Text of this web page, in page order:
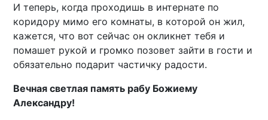
И теперь, когда проходишь в интернате по
коридору мимо его комнаты, в которой он жил,
кажется, что вот сейчас он окликнет тебя и
помашет рукой и громко позовет зайти в гости и
обязательно подарит частичку радости.
Вечная светлая память рабу Божиему
Александру!